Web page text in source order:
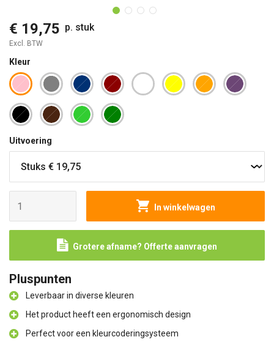
€ 19,75 p. stuk
Excl. BTW
Kleur
Uitvoering
In winkelwagen
Grotere afname? Offerte aanvragen
Pluspunten
Leverbaar in diverse kleuren
Het product heeft een ergonomisch design
Perfect voor een kleurcoderingsysteem